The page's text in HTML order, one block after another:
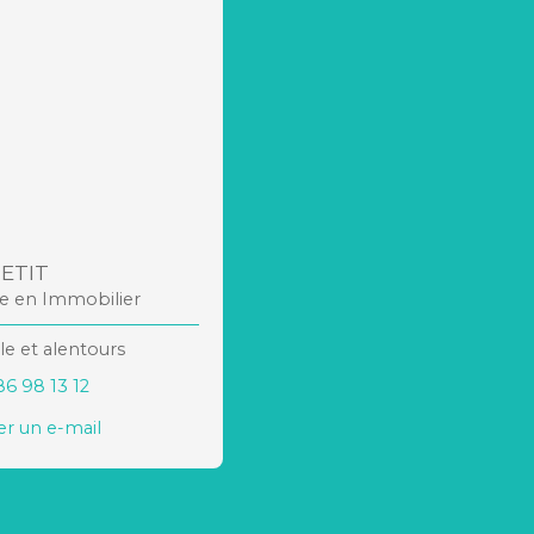
en Immobilier
et alentours
98 13 12
un e-mail